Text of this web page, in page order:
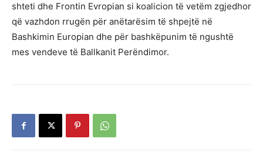
shteti dhe Frontin Evropian si koalicion të vetëm zgjedhor
që vazhdon rrugën për anëtarësim të shpejtë në
Bashkimin Europian dhe për bashkëpunim të ngushtë
mes vendeve të Ballkanit Perëndimor.